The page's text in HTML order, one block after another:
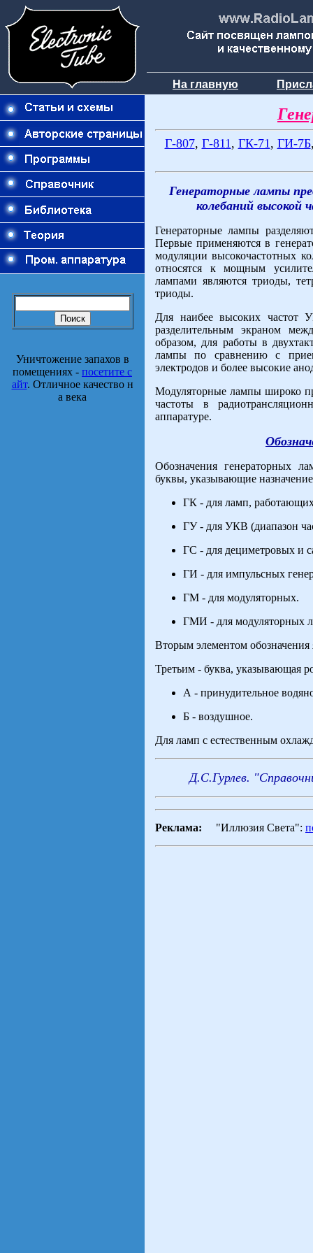
На главную
Уничтожение запахов в
помещениях - посетите с
айт. Отличное качество н
а века
Г-807, Г-811, ГК-71, ГИ-7Б
Генераторные лампы
колебаний высокой
Генераторные лампы
Первые применяются в
модуляции высокочастотных
относятся к мощным
лампами являются триоды,
триоды.
Для наибее высоких частот
разделительным экраном
образом, для работы в
лампы по сравнению с
электродов и более высокие
Модуляторные лампы широко
частоты в
аппаратуре.
Обозначения генераторных
буквы, указывающие
ГК - для ламп,
ГУ - для УКВ (диапазон
ГС - для дециметровых и
ГИ - для импульсных
ГМ - для модуляторных.
ГМИ - для модуляторных
Вторым элементом обозначения
Третьим - буква, указывающая
А - принудительное
Б - воздушное.
Для ламп с естественным
Д.С.Гурлев.
Реклама: "Иллюзия Света":